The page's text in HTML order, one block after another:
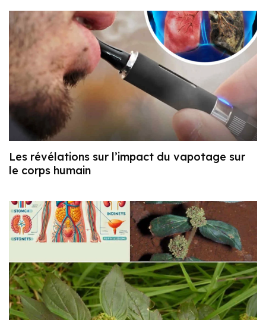
Les révélations sur l’impact du vapotage sur
le corps humain